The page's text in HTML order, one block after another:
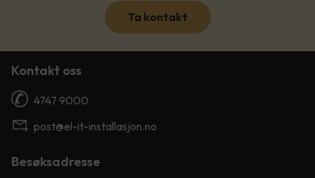
Ta kontakt
Kontakt oss
4747 9000
post@el-it-installasjon.no
Besøksadresse